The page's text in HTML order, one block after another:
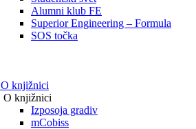
Alumni klub FE
Superior Engineering – Formula
SOS točka
O knjižnici
O knjižnici
Izposoja gradiv
mCobiss